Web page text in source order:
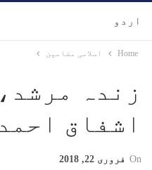
اردو
Home اسلامی مضامین
زندہ
اشفاق احمد
On فروری 22, 2018